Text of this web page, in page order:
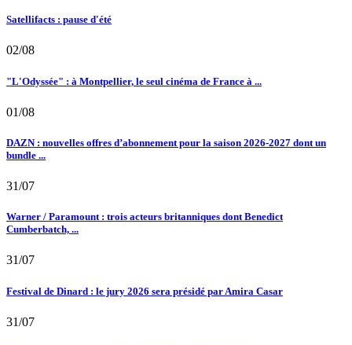
Satellifacts : pause d'été
02/08
"L'Odyssée" : à Montpellier, le seul cinéma de France à ...
01/08
DAZN : nouvelles offres d’abonnement pour la saison 2026-2027 dont un
bundle ...
31/07
Warner / Paramount : trois acteurs britanniques dont Benedict
Cumberbatch, ...
31/07
Festival de Dinard : le jury 2026 sera présidé par Amira Casar
31/07